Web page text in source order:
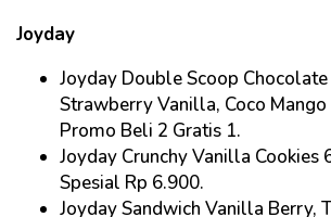
Joyday
Joyday Double Scoop
Strawberry Vanilla, Coco
Promo Beli 2 Gratis 1.
Joyday Crunchy Vanilla Cookies
Spesial Rp 6.900.
Joyday Sandwich Vanilla Berry,